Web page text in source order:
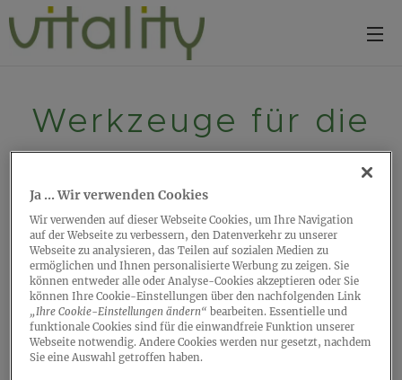
Werkzeuge für die
Verlegung
Klebeband- 50 meter
Selbstklebendes Band zur Befestigung der Basic-
Unterlage für eine einfache Installation.
Ja ... Wir verwenden Cookies
Wir verwenden auf dieser Webseite Cookies, um Ihre Navigation
auf der Webseite zu verbessern, den Datenverkehr zu unserer
Webseite zu analysieren, das Teilen auf sozialen Medien zu
ermöglichen und Ihnen personalisierte Werbung zu zeigen. Sie
können entweder alle oder Analyse-Cookies akzeptieren oder Sie
können Ihre Cookie-Einstellungen über den nachfolgenden Link
„Ihre Cookie-Einstellungen ändern“ bearbeiten. Essentielle und
funktionale Cookies sind für die einwandfreie Funktion unserer
Webseite notwendig. Andere Cookies werden nur gesetzt, nachdem
Sie eine Auswahl getroffen haben.